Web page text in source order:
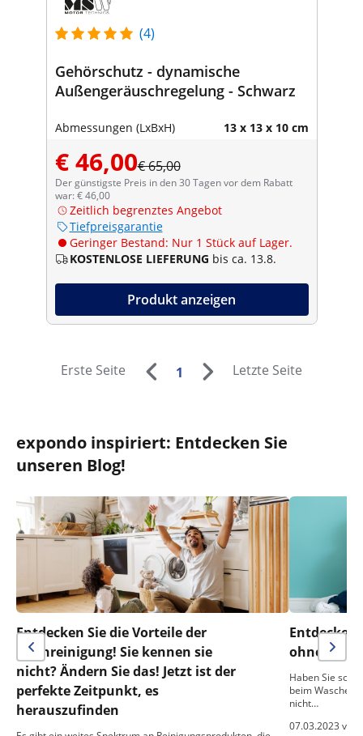
(4)
Gehörschutz - dynamische
Außengeräuschregelung - Schwarz
Abmessungen (LxBxH) 13 x 13 x 10 cm
€ 46,00€ 65,00
Der günstigste Preis in den 30 Tagen vor dem Rabatt
war: € 46,00
Zeitlich begrenztes Angebot
Tiefpreisgarantie
Geringer Bestand: Nur 1 Stück auf Lager.
KOSTENLOSE LIEFERUNG bis ca. 13.8.
Produkt anzeigen
Erste Seite 1 Letzte Seite
expondo inspiriert: Entdecken Sie
unseren Blog!
Entdecken Sie die Vorteile der
Ozonreinigung! Sie kennen sie
nicht? Ändern Sie das! Jetzt ist der
perfekte Zeitpunkt, es
herauszufinden
Entdecken
ohne
Haben Sie
beim Waschen
nicht…
07.03.2023 von